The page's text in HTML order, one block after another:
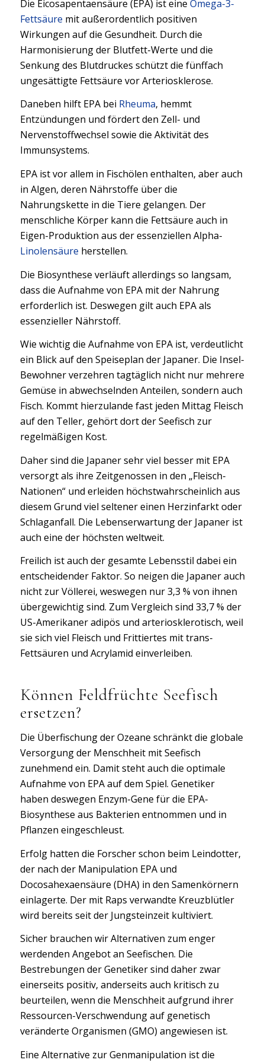
Die Eicosapentaensäure (EPA) ist eine Omega-3-
Fettsäure mit außerordentlich positiven
Wirkungen auf die Gesundheit. Durch die
Harmonisierung der Blutfett-Werte und die
Senkung des Blutdruckes schützt die fünffach
ungesättigte Fettsäure vor Arteriosklerose.
Daneben hilft EPA bei Rheuma, hemmt
Entzündungen und fördert den Zell- und
Nervenstoffwechsel sowie die Aktivität des
Immunsystems.
EPA ist vor allem in Fischölen enthalten, aber auch
in Algen, deren Nährstoffe über die
Nahrungskette in die Tiere gelangen. Der
menschliche Körper kann die Fettsäure auch in
Eigen-Produktion aus der essenziellen Alpha-
Linolensäure herstellen.
Die Biosynthese verläuft allerdings so langsam,
dass die Aufnahme von EPA mit der Nahrung
erforderlich ist. Deswegen gilt auch EPA als
essenzieller Nährstoff.
Wie wichtig die Aufnahme von EPA ist, verdeutlicht
ein Blick auf den Speiseplan der Japaner. Die Insel-
Bewohner verzehren tagtäglich nicht nur mehrere
Gemüse in abwechselnden Anteilen, sondern auch
Fisch. Kommt hierzulande fast jeden Mittag Fleisch
auf den Teller, gehört dort der Seefisch zur
regelmäßigen Kost.
Daher sind die Japaner sehr viel besser mit EPA
versorgt als ihre Zeitgenossen in den „Fleisch-
Nationen“ und erleiden höchstwahrscheinlich aus
diesem Grund viel seltener einen Herzinfarkt oder
Schlaganfall. Die Lebenserwartung der Japaner ist
auch eine der höchsten weltweit.
Freilich ist auch der gesamte Lebensstil dabei ein
entscheidender Faktor. So neigen die Japaner auch
nicht zur Völlerei, weswegen nur 3,3 % von ihnen
übergewichtig sind. Zum Vergleich sind 33,7 % der
US-Amerikaner adipös und arteriosklerotisch, weil
sie sich viel Fleisch und Frittiertes mit trans-
Fettsäuren und Acrylamid einverleiben.
Können Feldfrüchte Seefisch
ersetzen?
Die Überfischung der Ozeane schränkt die globale
Versorgung der Menschheit mit Seefisch
zunehmend ein. Damit steht auch die optimale
Aufnahme von EPA auf dem Spiel. Genetiker
haben deswegen Enzym-Gene für die EPA-
Biosynthese aus Bakterien entnommen und in
Pflanzen eingeschleust.
Erfolg hatten die Forscher schon beim Leindotter,
der nach der Manipulation EPA und
Docosahexaensäure (DHA) in den Samenkörnern
einlagerte. Der mit Raps verwandte Kreuzblütler
wird bereits seit der Jungsteinzeit kultiviert.
Sicher brauchen wir Alternativen zum enger
werdenden Angebot an Seefischen. Die
Bestrebungen der Genetiker sind daher zwar
einerseits positiv, anderseits auch kritisch zu
beurteilen, wenn die Menschheit aufgrund ihrer
Ressourcen-Verschwendung auf genetisch
veränderte Organismen (GMO) angewiesen ist.
Eine Alternative zur Genmanipulation ist die